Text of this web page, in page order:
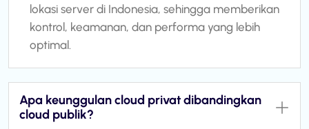
lokasi server di Indonesia, sehingga memberikan
kontrol, keamanan, dan performa yang lebih
optimal.
Apa keunggulan cloud privat dibandingkan
cloud publik?